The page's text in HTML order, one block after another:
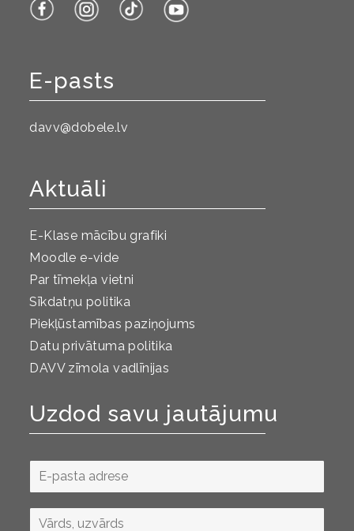
E-pasts
davv@dobele.lv
Aktuāli
E-Klase mācību grafiki
Moodle e-vide
Par tīmekļa vietni
Sīkdatņu politika
Piekļūstamības paziņojums
Datu privātuma politika
DAVV zīmola vadlīnijas
Uzdod savu jautājumu